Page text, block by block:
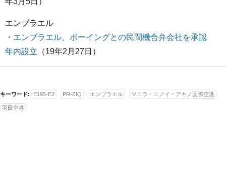
エンブラエル
・ エンブラエル、ボーイングとの民間機合弁会社を承認
年内設立 （19年2月27日）
キーワード: E195-E2 PR-ZIQ エンブラエル マニラ・ニノイ・アキノ国際空港
羽田空港